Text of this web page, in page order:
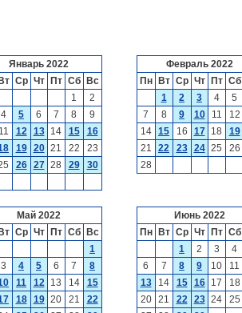
Январь 2022
Вт Ср Чт Пт Сб
Вс
1
2
4 5 6 7 8
9
11 12 13 14 15
16
19 20 21 22
23
26 27 28 29
30
Февраль 2022
Пн
Вт Ср Чт Пт Сб
1
2 3 4 5
7
8 9 10 11 12
14
15 16 17 18 19
21
22 23 24 25 26
28
Май 2022
Вт Ср Чт Пт Сб
Вс
1
3 4 5 6 7
8
11 12 13 14
15
18 19 20 21
22
Июнь 2022
Пн
Вт Ср Чт Пт Сб
1
2 3 4
6
7 8 9 10 11
13
14 15 16 17 18
20
21 22 23 24 25